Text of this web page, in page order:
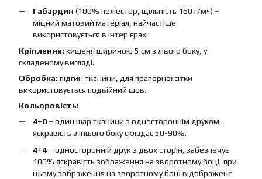
Габардин (100% поліестер, щільність 160 г/м²) –
міцний матовий матеріал, найчастіше
використовується в інтер’єрах.
Кріплення: кишеня шириною 5 см з лівого боку, у
складеному вигляді.
Обробка: підгин тканини, для прапорної сітки
використовується подвійний шов.
Кольоровість:
4+0 – один шар тканини з одностороннім друком,
яскравість з іншого боку складає 50-90%.
4+4 – односторонній друк з двох сторін, забезпечує
100% яскравість зображення на зворотному боці, при
цьому зображення на зворотному боці відображене